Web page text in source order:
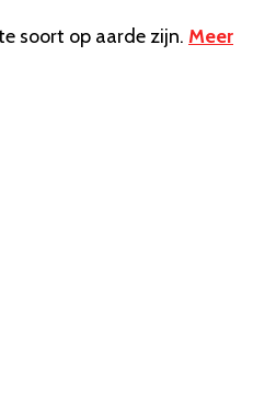
soort op aarde zijn. Meer